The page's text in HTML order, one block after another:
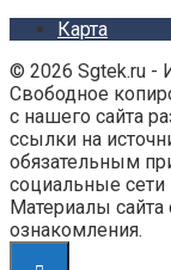
Карта
© 2026 Sgtek.ru -
Свободное
с нашего сайта
ссылки на
обязательным
социальные сети
Материалы
ознакомления.